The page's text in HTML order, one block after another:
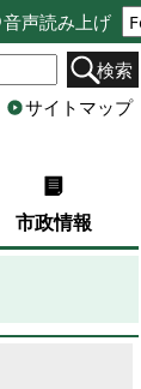
音声読み上げ
検索
サイトマップ
市政情報